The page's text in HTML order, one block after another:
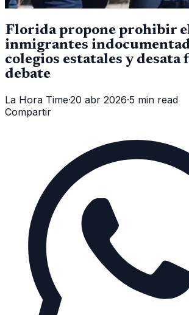
Florida propone prohibir
inmigrantes
colegios estatales y desata
debate
La Hora Time·20 abr 2026·5 min read
Compartir